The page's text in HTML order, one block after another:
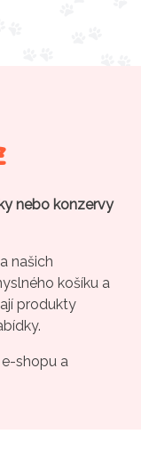
nebo konzervy
našich
košíku a
produkty
shopu a